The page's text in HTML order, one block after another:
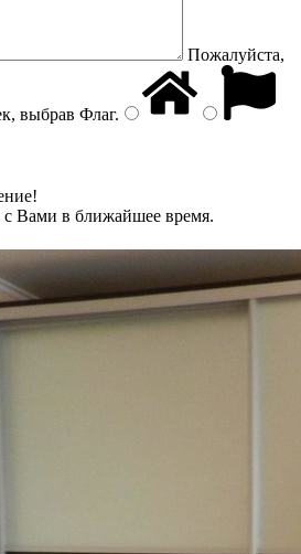
Пожалуйста,
выбрав Флаг.
Вами в ближайшее время.